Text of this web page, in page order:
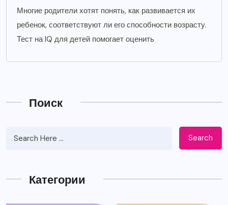
Многие родители хотят понять, как развивается их
ребенок, соответствуют ли его способности возрасту.
Тест на IQ для детей помогает оценить
Поиск
Search
Категории